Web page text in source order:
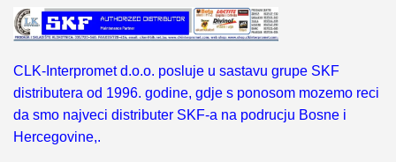
CLK-Interpromet d.o.o. posluje u sastavu grupe SKF
distributera od 1996. godine, gdje s ponosom mozemo reci
da smo najveci distributer SKF-a na podrucju Bosne i
Hercegovine,.